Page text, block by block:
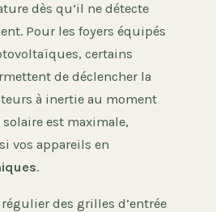
dès qu’il ne détecte
Pour les foyers équipés
certains
de déclencher la
à inertie au moment
est maximale,
vos appareils en
.
des grilles d’entrée